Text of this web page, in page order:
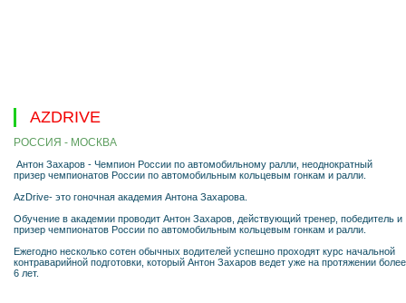
AZDRIVE
РОССИЯ - МОСКВА
Антон Захаров - Чемпион России по автомобильному ралли, неоднократный
призер чемпионатов России по автомобильным кольцевым гонкам и ралли.
AzDrive- это гоночная академия Антона Захарова.
Обучение в академии проводит Антон Захаров, действующий тренер, победитель и
призер чемпионатов России по автомобильным кольцевым гонкам и ралли.
Ежегодно несколько сотен обычных водителей успешно проходят курс начальной
контраварийной подготовки, который Антон Захаров ведет уже на протяжении более
6 лет.